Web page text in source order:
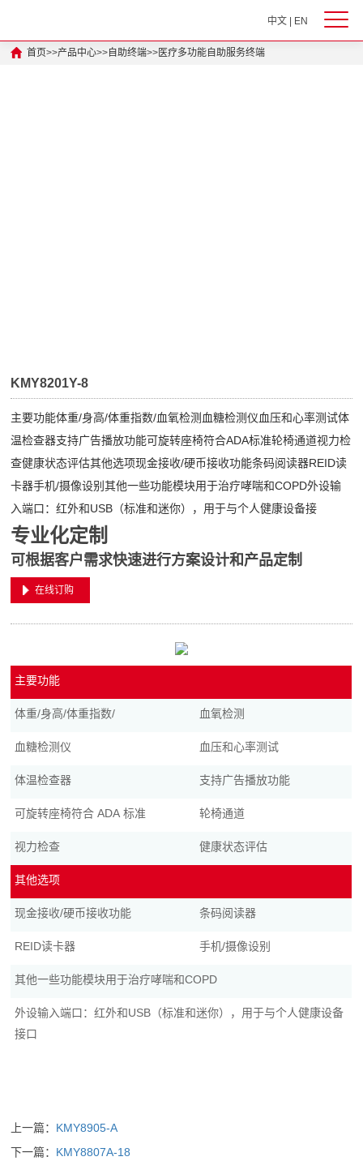
中文| EN
首页>>产品中心>>自助终端>>医疗多功能自助服务终端
KMY8201Y-8
主要功能体重/身高/体重指数/血氧检测血糖检测仪血压和心率测试体
温检查器支持广告播放功能可旋转座椅符合ADA标准轮椅通道视力检
查健康状态评估其他选项现金接收/硬币接收功能条码阅读器REID读
卡器手机/摄像设别其他一些功能模块用于治疗哮喘和COPD外设输
入端口：红外和USB（标准和迷你），用于与个人健康设备接
专业化定制
可根据客户需求快速进行方案设计和产品定制
在线订购
主要功能
体重/身高/体重指数/ 血氧检测
血糖检测仪 血压和心率测试
体温检查器 支持广告播放功能
可旋转座椅符合 ADA 标准 轮椅通道
视力检查 健康状态评估
其他选项
现金接收/硬币接收功能 条码阅读器
REID读卡器 手机/摄像设别
其他一些功能模块用于治疗哮喘和COPD
外设输入端口：红外和USB（标准和迷你），用于与个人健康设备
接口
上一篇： KMY8905-A
下一篇： KMY8807A-18